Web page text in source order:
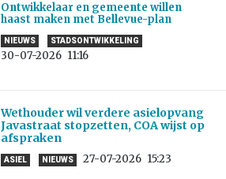
Ontwikkelaar en gemeente willen
haast maken met Bellevue-plan
NIEUWS STADSONTWIKKELING
30-07-2026 11:16
Wethouder wil verdere asielopvang
Javastraat stopzetten, COA wijst op
afspraken
ASIEL NIEUWS 27-07-2026 15:23